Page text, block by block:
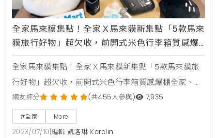
全家馬來貘集點！全家Ｘ馬來貘新集點「5款馬來
貘旅行好物」超欠收，前開式米色行李箱質感爆
棚
全家馬來貘集點！全家Ｘ馬來貘新集點「5款馬來貘旅
行好物」超欠收，前開式米色行李箱質感爆棚全家、
LAIMO出遊趣 集點加價購 活動說明活動時間：112/7/12
10:00-112/9/5商品內容：1、馬來貘玩偶翻轉U型枕400
點+369元、2,000點+319元2、馬來貘好眠眼罩枕400
網友評分 (共455人參與) 7,935
#全家 More
2023/07/10 編輯 凱洛琳 Karolin